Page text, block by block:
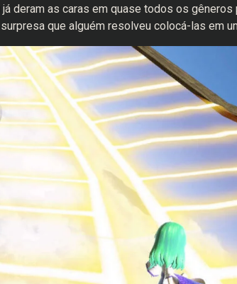
já deram as caras em quase todos os
que alguém resolveu colocá-las em